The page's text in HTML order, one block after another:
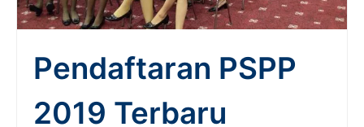
Pendaftaran PSPP
2019 Terbaru